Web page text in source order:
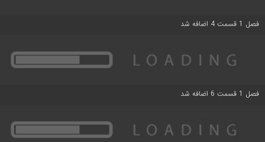
فصل 1 قسمت 4 اضافه شد
فصل 1 قسمت 6 اضافه شد